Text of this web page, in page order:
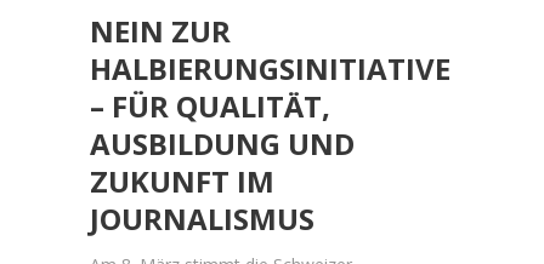
NEIN ZUR
HALBIERUNGSINITIATIVE
– FÜR QUALITÄT,
AUSBILDUNG UND
ZUKUNFT IM
JOURNALISMUS